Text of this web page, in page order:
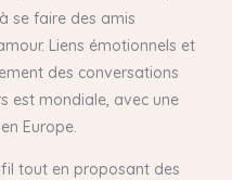
se faire des amis
Liens émotionnels et
des conversations
est mondiale, avec une
Europe.
tout en proposant des